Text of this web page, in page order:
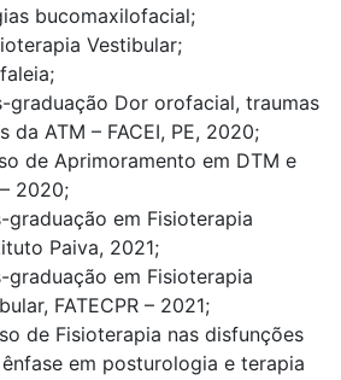
bucomaxilofacial;
Vestibular;
graduação Dor orofacial, traumas
da ATM – FACEI, PE, 2020;
de Aprimoramento em DTM e
2020;
graduação em Fisioterapia
Paiva, 2021;
graduação em Fisioterapia
FATECPR – 2021;
de Fisioterapia nas disfunções
em posturologia e terapia